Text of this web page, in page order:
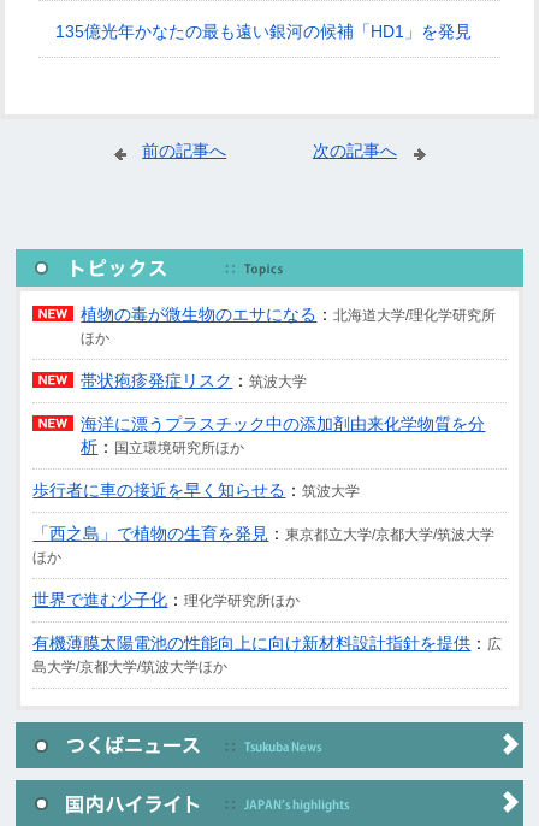
135億光年かなたの最も遠い銀河の候補「HD1」を発見
前の記事へ 次の記事へ
植物の毒が微生物のエサになる ：北海道大学/理化学研究所
ほか
帯状疱疹発症リスク ：筑波大学
海洋に漂うプラスチック中の添加剤由来化学物質を分
析 ： 国立環境研究所ほか
歩行者に車の接近を早く知らせる ：筑波大学
「西之島」で植物の生育を発見 ：東京都立大学/京都大学/筑波大学
ほか
世界で進む少子化 ：理化学研究所ほか
有機薄膜太陽電池の性能向上に向け新材料設計指針を提供 ： 広
島大学/京都大学/筑波大学ほか